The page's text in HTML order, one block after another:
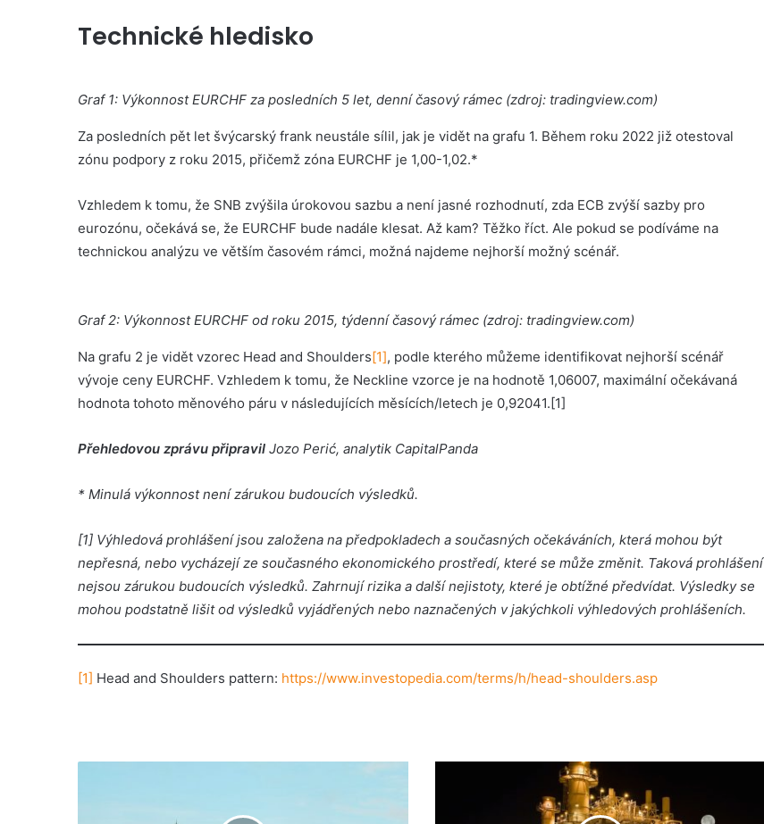
Technické hledisko
Graf 1: Výkonnost EURCHF za posledních 5 let, denní časový rámec (zdroj: tradingview.com)
Za posledních pět let švýcarský frank neustále sílil, jak je vidět na grafu 1. Během roku 2022 již otestoval
zónu podpory z roku 2015, přičemž zóna EURCHF je 1,00-1,02.*
Vzhledem k tomu, že SNB zvýšila úrokovou sazbu a není jasné rozhodnutí, zda ECB zvýší sazby pro
eurozónu, očekává se, že EURCHF bude nadále klesat. Až kam? Těžko říct. Ale pokud se podíváme na
technickou analýzu ve větším časovém rámci, možná najdeme nejhorší možný scénář.
Graf 2: Výkonnost EURCHF od roku 2015, týdenní časový rámec (zdroj: tradingview.com)
Na grafu 2 je vidět vzorec Head and Shoulders[1], podle kterého můžeme identifikovat nejhorší scénář
vývoje ceny EURCHF. Vzhledem k tomu, že Neckline vzorce je na hodnotě 1,06007, maximální očekávaná
hodnota tohoto měnového páru v následujících měsících/letech je 0,92041.[1]
Přehledovou zprávu připravil Jozo Perić, analytik CapitalPanda
* Minulá výkonnost není zárukou budoucích výsledků.
[1] Výhledová prohlášení jsou založena na předpokladech a současných očekáváních, která mohou být
nepřesná, nebo vycházejí ze současného ekonomického prostředí, které se může změnit. Taková prohlášení
nejsou zárukou budoucích výsledků. Zahrnují rizika a další nejistoty, které je obtížné předvídat. Výsledky se
mohou podstatně lišit od výsledků vyjádřených nebo naznačených v jakýchkoli výhledových prohlášeních.
[1] Head and Shoulders pattern: https://www.investopedia.com/terms/h/head-shoulders.asp